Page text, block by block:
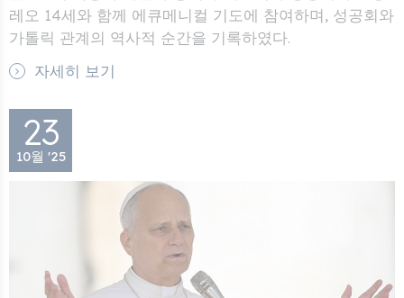
레오 14세와 함께 에큐메니컬 기도에 참여하며, 성공회와
가톨릭 관계의 역사적 순간을 기록하였다.
자세히 보기
23
10월 '25